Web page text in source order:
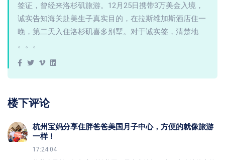
签证，曾经来洛杉矶旅游。12月25日携带3万美金入境，
诚实告知海关赴美生子真实目的，在拉斯维加斯酒店住一
晚，第二天入住洛杉矶喜多别墅。对于诚实签，清楚地
。。。
楼下评论
杭州宝妈分享住胖爸爸美国月子中心，方便的就像旅游
一样！
17:24:04